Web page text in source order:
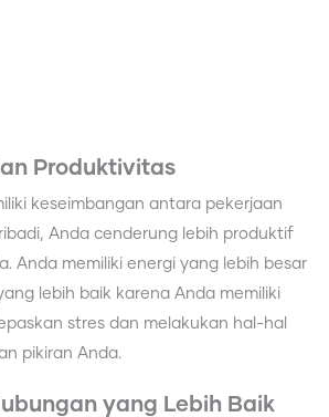
Produktivitas
keseimbangan antara pekerjaan
Anda cenderung lebih produktif
Anda memiliki energi yang lebih besar
lebih baik karena Anda memiliki
stres dan melakukan hal-hal
pikiran Anda.
yang Lebih Baik